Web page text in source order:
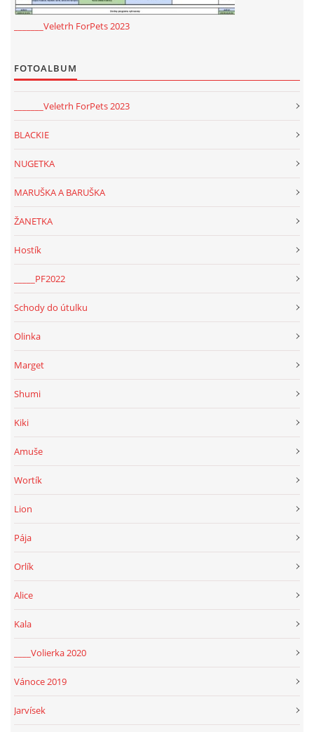
_______Veletrh ForPets 2023
FOTOALBUM
_______Veletrh ForPets 2023
BLACKIE
NUGETKA
MARUŠKA A BARUŠKA
ŽANETKA
Hostík
_____PF2022
Schody do útulku
Olinka
Marget
Shumi
Kiki
Amuše
Wortík
Lion
Pája
Orlík
Alice
Kala
____Volierka 2020
Vánoce 2019
Jarvísek